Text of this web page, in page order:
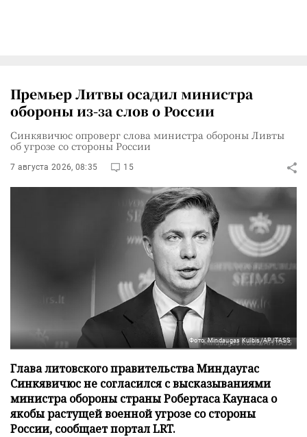
Премьер Литвы осадил министра
обороны из-за слов о России
Синкявичюс опроверг слова министра обороны Ливты
об угрозе со стороны России
7 августа 2026, 08:35 15
Фото: Mindaugas Kulbis/AP/TASS
Глава литовского правительства Миндаугас
Синкявичюс не согласился с высказываниями
министра обороны страны Робертаса Каунаса о
якобы растущей военной угрозе со стороны
России, сообщает портал LRT.